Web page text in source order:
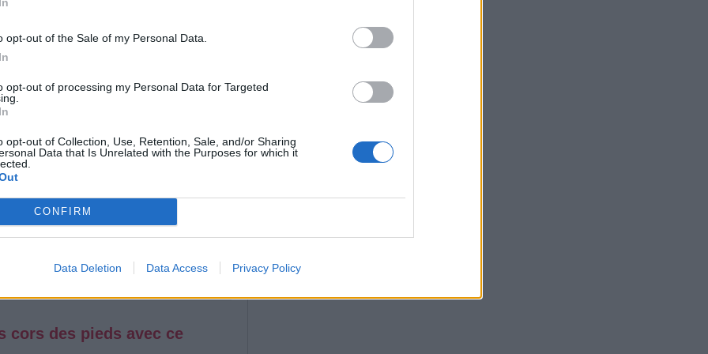
opt-out of the Sale of my Personal Data.
opt-out of processing my Personal Data for Targeted
opt-out of Collection, Use, Retention, Sale, and/or Sharing
Data that Is Unrelated with the Purposes for which it
CONFIRM
Data Deletion Data Access Privacy Policy
grâce à ce remède naturel
fête ou tout simplement à cause du manque
du visage sont forcément tirés. Teint
d’afficher une mine radieuse. On est
Comment les alléger alors pour qu'ils
cors des pieds avec ce